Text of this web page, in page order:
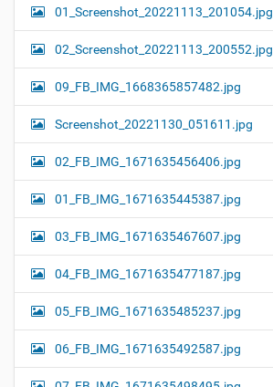
01_Screenshot_20221113_201054.jpg
02_Screenshot_20221113_200552.jpg
09_FB_IMG_1668365857482.jpg
Screenshot_20221130_051611.jpg
02_FB_IMG_1671635456406.jpg
01_FB_IMG_1671635445387.jpg
03_FB_IMG_1671635467607.jpg
04_FB_IMG_1671635477187.jpg
05_FB_IMG_1671635485237.jpg
06_FB_IMG_1671635492587.jpg